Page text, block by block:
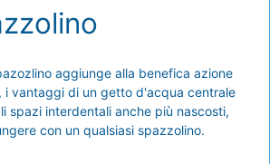
aggiunge alla benefica azione
i vantaggi di un getto d'acqua centrale
spazi interdentali anche più nascosti,
con un qualsiasi spazzolino.